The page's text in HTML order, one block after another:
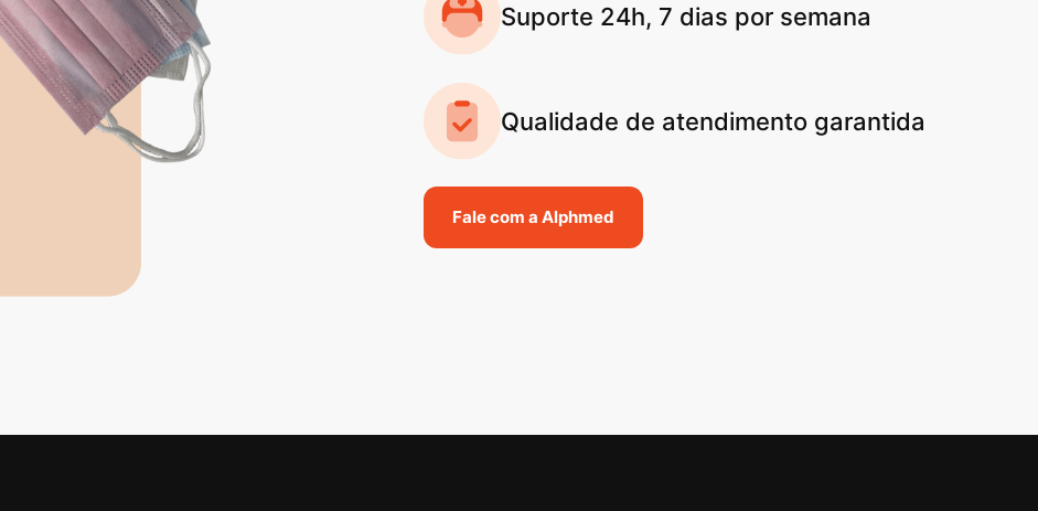
Suporte 24h, 7 dias por semana
Qualidade de atendimento garantida
Fale com a Alphmed